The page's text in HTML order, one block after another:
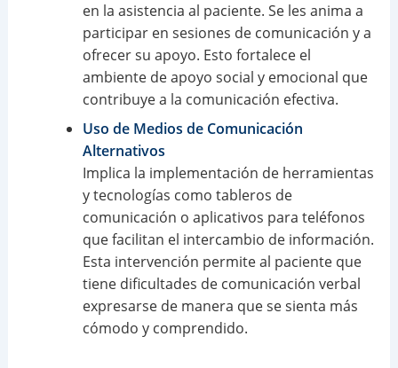
en la asistencia al paciente. Se les anima a
participar en sesiones de comunicación y a
ofrecer su apoyo. Esto fortalece el
ambiente de apoyo social y emocional que
contribuye a la comunicación efectiva.
Uso de Medios de Comunicación
Alternativos
Implica la implementación de herramientas
y tecnologías como tableros de
comunicación o aplicativos para teléfonos
que facilitan el intercambio de información.
Esta intervención permite al paciente que
tiene dificultades de comunicación verbal
expresarse de manera que se sienta más
cómodo y comprendido.